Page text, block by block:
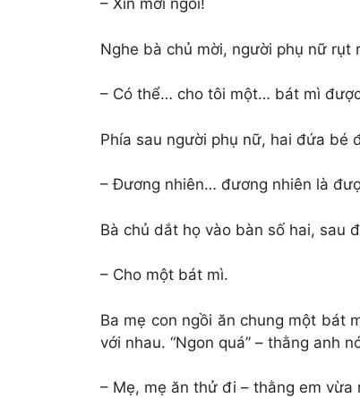
– Xin mời ngồi!
Nghe bà chủ mời, người phụ nữ rụt
– Có thể… cho tôi một… bát mì
Phía sau người phụ nữ, hai đứa bé
– Đương nhiên… đương nhiên là
Bà chủ dắt họ vào bàn số hai, sau
– Cho một bát mì.
Ba mẹ con ngồi ăn chung một bát
với nhau. “Ngon quá” – thằng anh
– Mẹ, mẹ ăn thử đi – thằng em